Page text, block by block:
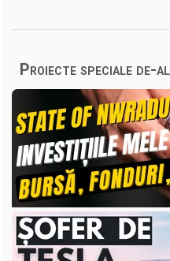
Proiecte speciale de-